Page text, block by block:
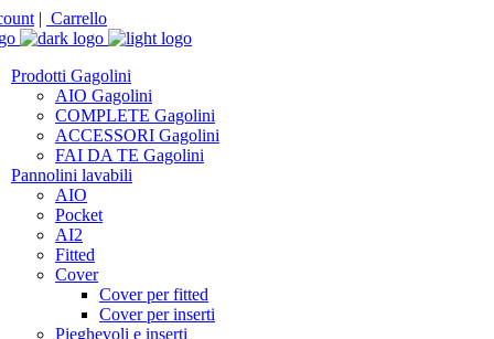
| Carrello
Prodotti Gagolini
AIO Gagolini
COMPLETE Gagolini
ACCESSORI Gagolini
FAI DA TE Gagolini
Pannolini lavabili
AIO
Pocket
AI2
Fitted
Cover
Cover per fitted
Cover per inserti
Pieghevoli e inserti